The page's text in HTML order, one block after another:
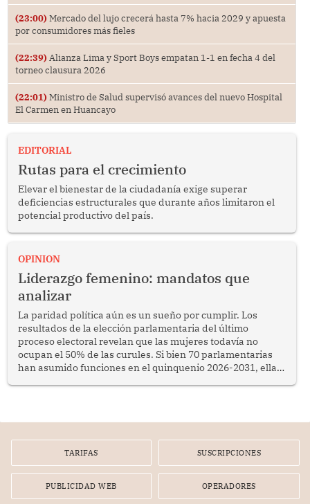
(23:00) Mercado del lujo crecerá hasta 7% hacia 2029 y apuesta
por consumidores más fieles
(22:39) Alianza Lima y Sport Boys empatan 1-1 en fecha 4 del
torneo clausura 2026
(22:01) Ministro de Salud supervisó avances del nuevo Hospital
El Carmen en Huancayo
EDITORIAL
Rutas para el crecimiento
Elevar el bienestar de la ciudadanía exige superar
deficiencias estructurales que durante años limitaron el
potencial productivo del país.
OPINION
Liderazgo femenino: mandatos que
analizar
La paridad política aún es un sueño por cumplir. Los
resultados de la elección parlamentaria del último
proceso electoral revelan que las mujeres todavía no
ocupan el 50% de las curules. Si bien 70 parlamentarias
han asumido funciones en el quinquenio 2026-2031, ellas
TARIFAS SUSCRIPCIONES
PUBLICIDAD WEB OPERADORES